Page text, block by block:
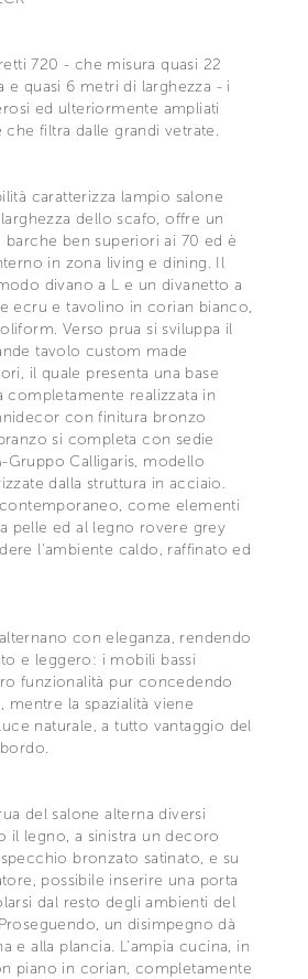
720 - che misura quasi 22
e quasi 6 metri di larghezza - i
ed ulteriormente ampliati
che filtra dalle grandi vetrate.
caratterizza lampio salone
dello scafo, offre un
ben superiori ai 70 ed è
in zona living e dining. Il
divano a L e un divanetto a
ecru e tavolino in corian bianco,
Verso prua si sviluppa il
tavolo custom made
il quale presenta una base
completamente realizzata in
con finitura bronzo
si completa con sedie
Gruppo Calligaris, modello
dalla struttura in acciaio.
come elementi
pelle ed al legno rovere grey
l'ambiente caldo, raffinato ed
con eleganza, rendendo
e leggero: i mobili bassi
funzionalità pur concedendo
mentre la spazialità viene
naturale, a tutto vantaggio del
del salone alterna diversi
il legno, a sinistra un decoro
bronzato satinato, e su
possibile inserire una porta
dal resto degli ambienti del
un disimpegno dà
e alla plancia. L'ampia cucina, in
piano in corian, completamente